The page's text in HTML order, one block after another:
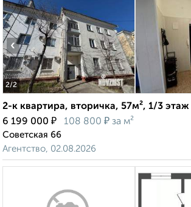
2/2
‹
2-к квартира, вторичка, 57м², 1/3 этаж
6 199 000 ₽ 108 800 ₽ за м²
Советская 66
Агентство, 02.08.2026